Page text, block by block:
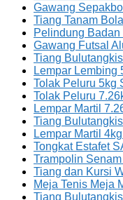
Gawang
Tiang Tanam
Pelindung
Gawang Futsal
Tiang
Lempar Lembing
Tolak Peluru 5kg
Tolak Peluru
Lempar Martil
Tiang
Lempar Martil
Tongkat Estafet
Trampolin
Tiang dan Kursi
Meja Tenis Meja
Tiang